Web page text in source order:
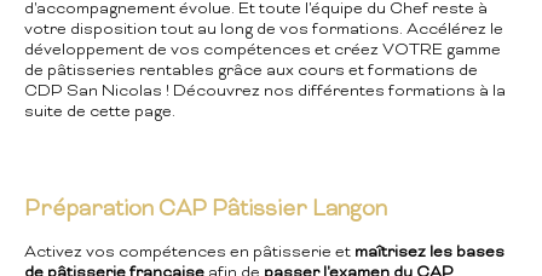
d'accompagnement évolue. Et toute l'équipe du Chef reste à
votre disposition tout au long de vos formations. Accélérez le
développement de vos compétences et créez VOTRE gamme
de pâtisseries rentables grâce aux cours et formations de
CDP San Nicolas ! Découvrez nos différentes formations à la
suite de cette page.
Préparation CAP Pâtissier Langon
Activez vos compétences en pâtisserie et maîtrisez les bases